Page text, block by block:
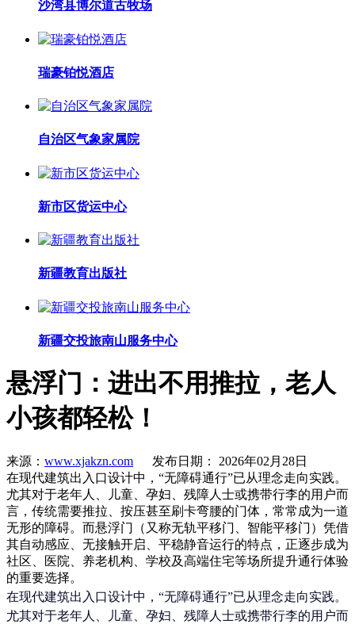
沙湾县博尔道古牧场
瑞豪铂悦酒店
自治区气象家属院
新市区货运中心
新疆教育出版社
新疆交投旅南山服务中心
悬浮门：进出不用推拉，老人
小孩都轻松！
来源： www.xjakzn.com 发布日期： 2026年02月28日
在现代建筑出入口设计中，“无障碍通行”已从理念走向实践。
尤其对于老年人、儿童、孕妇、残障人士或携带行李的用户而
言，传统需要推拉、按压甚至刷卡弯腰的门体，常常成为一道
无形的障碍。而悬浮门（又称无轨平移门、智能平移门）凭借
其自动感应、无接触开启、平稳静音运行的特点，正逐步成为
社区、医院、养老机构、学校及高端住宅等场所提升通行体验
的重要选择。
在现代建筑出入口设计中，“无障碍通行”已从理念走向实践。
尤其对于老年人、儿童、孕妇、残障人士或携带行李的用户而